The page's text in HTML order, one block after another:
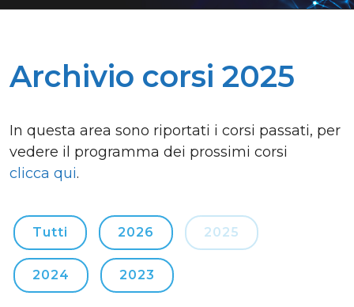
Archivio corsi 2025
In questa area sono riportati i corsi passati, per
vedere il programma dei prossimi corsi
clicca qui.
Tutti 2026 2025
2024 2023